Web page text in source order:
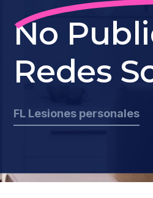
No
Redes
FL Lesiones personales